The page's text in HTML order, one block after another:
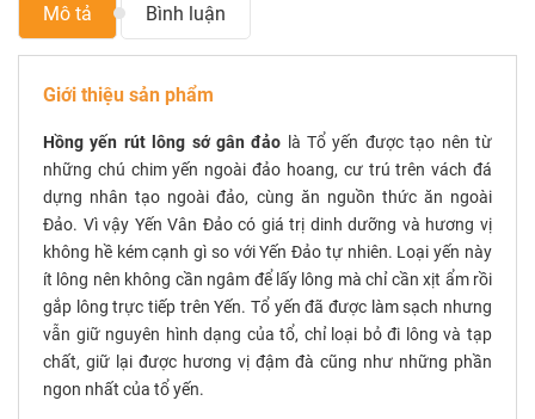
Mô tả Bình luận
Giới thiệu sản phẩm
Hồng yến rút lông sớ gân đảo là Tổ yến được tạo nên từ
những chú chim yến ngoài đảo hoang, cư trú trên vách đá
dựng nhân tạo ngoài đảo, cùng ăn nguồn thức ăn ngoài
Đảo. Vì vậy Yến Vân Đảo có giá trị dinh dưỡng và hương vị
không hề kém cạnh gì so với Yến Đảo tự nhiên. Loại yến này
ít lông nên không cần ngâm để lấy lông mà chỉ cần xịt ẩm rồi
gắp lông trực tiếp trên Yến. Tổ yến đã được làm sạch nhưng
vẫn giữ nguyên hình dạng của tổ, chỉ loại bỏ đi lông và tạp
chất, giữ lại được hương vị đậm đà cũng như những phần
ngon nhất của tổ yến.